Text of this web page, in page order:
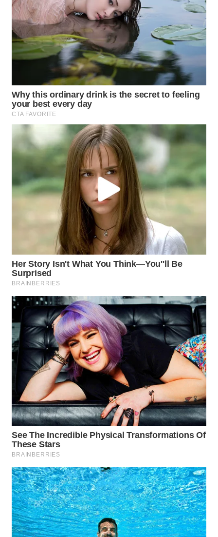
LIKUPANG
LABUANBAJO
Wahana
Media
WAHANA
NEWS
WAHANA
TANI
WAHANA
INFRASTRUKTUR
WAHANA
KONSUMEN
WAHANA
LISTRIK
WAHANA
TRAVEL
WAHANA
TV
WAHANANEWS
ID
WAHANANEWS
CO ID
WAHANANEWS
NET